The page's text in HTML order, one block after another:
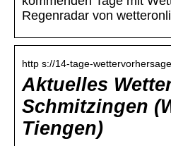
Regenradar von
http s://14-tage-
Aktuelles
Schmitzingen
Tiengen)